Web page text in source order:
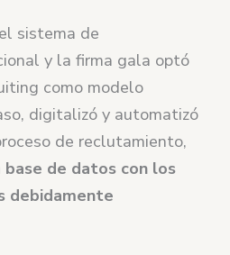
sistema de
y la firma gala optó
como modelo
digitalizó y automatizó
de reclutamiento,
base de datos con los
debidamente